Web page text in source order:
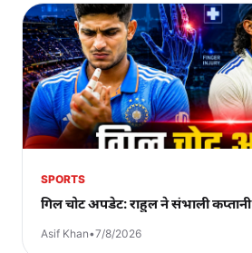
SPORTS
गिल चोट अपडेट: राहुल ने संभाली कप्तानी
Asif Khan•7/8/2026